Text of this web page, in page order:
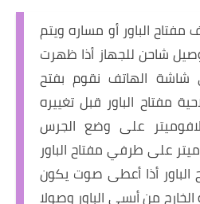
مفتاح الباور أو مساره ويتم
شاحن للجهاز أذا ظهرت
شاشة الهاتف نقوم بفتح
مفتاح الباور قبل تغييره
على وضع الجرس
على طرفي مفتاح الباور
أذا أعطى صوت يكون
من أيسي الباور وصولا